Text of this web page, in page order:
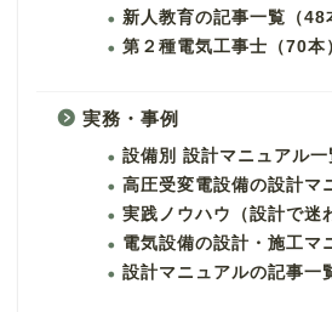
新人教育の記事一覧（48
第２種電気工事士（70本
実務・事例
設備別 設計マニュアル一
高圧受変電設備の設計マ
実践ノウハウ（設計で迷
電気設備の設計・施工マ
設計マニュアルの記事一